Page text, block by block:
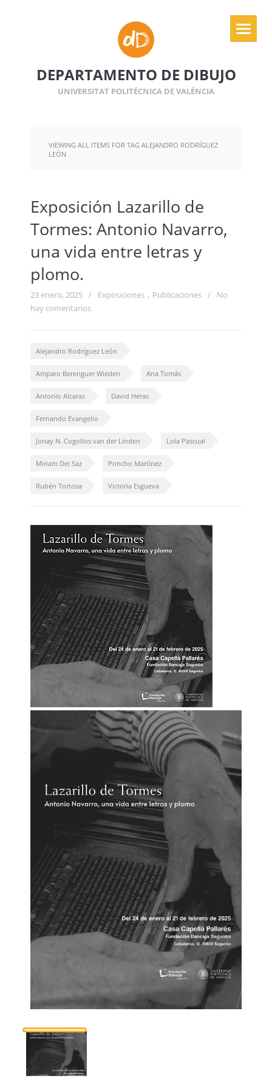
DEPARTAMENTO DE DIBUJO
UNIVERSITAT POLITÉCNICA DE VALÉNCIA
VIEWING ALL ITEMS FOR TAG ALEJANDRO RODRÍGUEZ
LEÓN
Exposición Lazarillo de
Tormes: Antonio Navarro,
una vida entre letras y
plomo.
23 enero, 2025 / Exposiciones , Publicaciones /
No
hay comentarios
Alejandro Rodríguez León
Amparo Berenguer Wieden Ana Tomás
Antonio Alcaraz David Heras
Fernando Evangelio
Jonay N. Cogollos van der Linden Lola Pascual
Miriam Del Saz Poncho Martínez
Rubén Tortosa Victoria Esgueva